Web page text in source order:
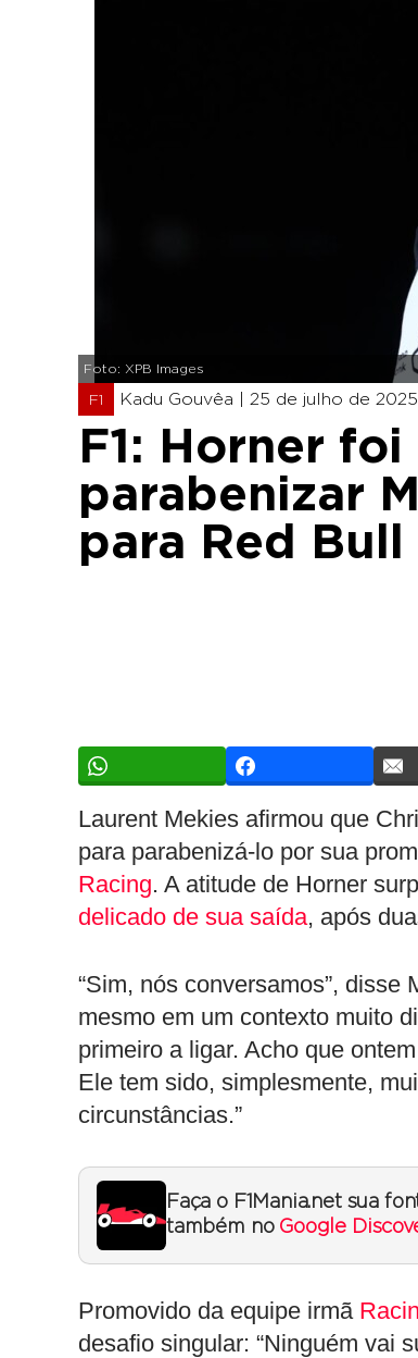
Foto: XPB Images
F1 Kadu Gouvêa | 25 de julho de 2025
F1: Horner
parabenizar
para Red Bull
Laurent Mekies afirmou que
para parabenizá-lo por sua
Racing. A atitude de Horner
delicado de sua saída, após
“Sim, nós conversamos”, disse
mesmo em um contexto muito
primeiro a ligar. Acho que
Ele tem sido, simplesmente,
circunstâncias.”
Faça o F1Mania.net sua
também no Google
Promovido da equipe irmã
desafio singular: “Ninguém vai